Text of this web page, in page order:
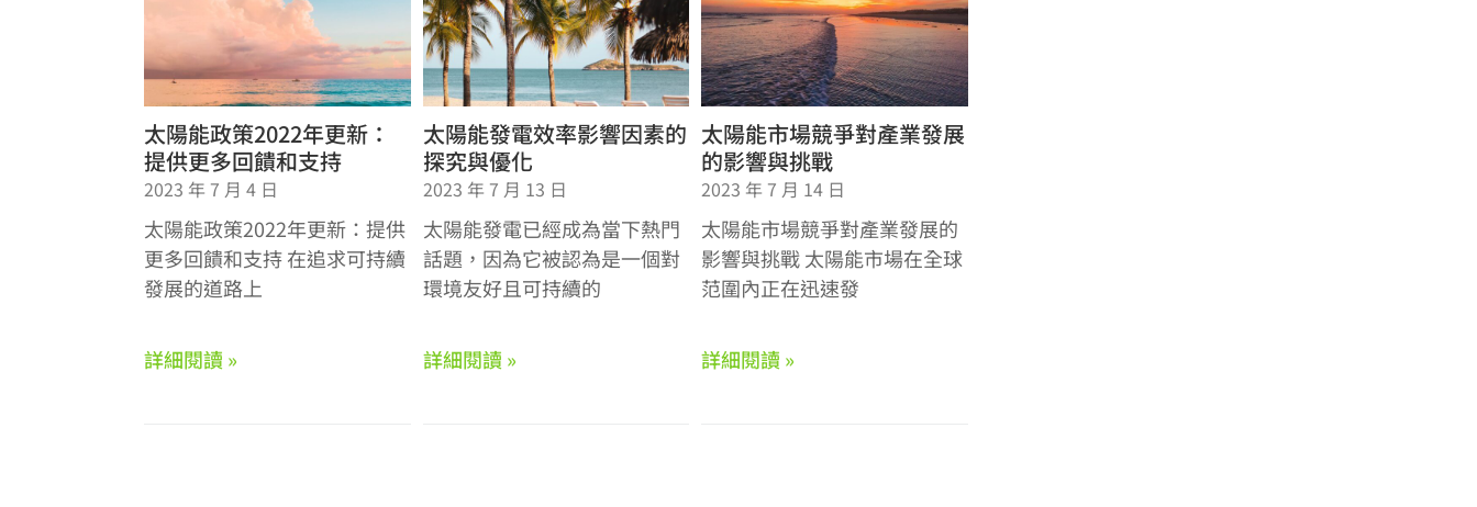
太陽能政策2022年更新：
提供更多回饋和支持
2023 年 7 月 4 日
太陽能政策2022年更新：提供
更多回饋和支持 在追求可持續
發展的道路上
詳細閱讀 »
太陽能發電效率影響因素的
探究與優化
2023 年 7 月 13 日
太陽能發電已經成為當下熱門
話題，因為它被認為是一個對
環境友好且可持續的
詳細閱讀 »
太陽能市場競爭對產業發展
的影響與挑戰
2023 年 7 月 14 日
太陽能市場競爭對產業發展的
影響與挑戰 太陽能市場在全球
范圍內正在迅速發
詳細閱讀 »